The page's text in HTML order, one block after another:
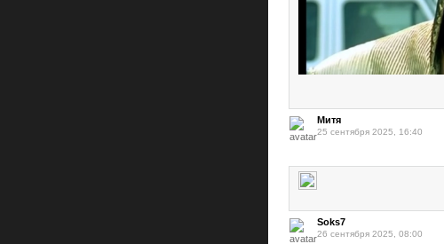
Митя
25 сентября 2025, 16:40
Soks7
26 сентября 2025, 08:00